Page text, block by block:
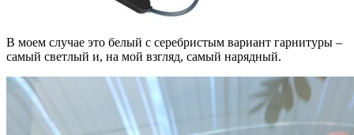
В моем случае это белый с серебристым вариант гарнитуры –
самый светлый и, на мой взгляд, самый нарядный.